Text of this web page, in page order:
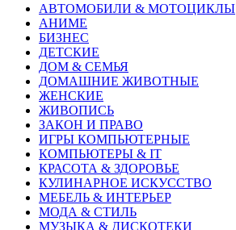
АВТОМОБИЛИ & МОТОЦИКЛЫ
АНИМЕ
БИЗНЕС
ДЕТСКИЕ
ДОМ & СЕМЬЯ
ДОМАШНИЕ ЖИВОТНЫЕ
ЖЕНСКИЕ
ЖИВОПИСЬ
ЗАКОН И ПРАВО
ИГРЫ КОМПЬЮТЕРНЫЕ
КОМПЬЮТЕРЫ & IT
КРАСОТА & ЗДОРОВЬЕ
КУЛИНАРНОЕ ИСКУССТВО
МЕБЕЛЬ & ИНТЕРЬЕР
МОДА & СТИЛЬ
МУЗЫКА & ДИСКОТЕКИ